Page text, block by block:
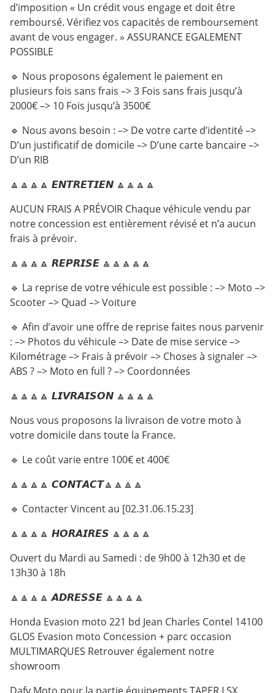
d’imposition « Un crédit vous engage et doit être
remboursé. Vérifiez vos capacités de remboursement
avant de vous engager. » ASSURANCE EGALEMENT
POSSIBLE
🔹 Nous proposons également le paiement en
plusieurs fois sans frais –> 3 Fois sans frais jusqu’à
2000€ –> 10 Fois jusqu’à 3500€
🔹 Nous avons besoin : –> De votre carte d’identité –>
D’un justificatif de domicile –> D’une carte bancaire –>
D’un RIB
🔼🔼🔼🔼 𝙀𝙉𝙏𝙍𝙀𝙏𝙄𝙀𝙉 🔼🔼🔼🔼
AUCUN FRAIS A PRÉVOIR Chaque véhicule vendu par
notre concession est entièrement révisé et n’a aucun
frais à prévoir.
🔼🔼🔼🔼 𝙍𝙀𝙋𝙍𝙄𝙎𝙀 🔼🔼🔼🔼🔼
🔹 La reprise de votre véhicule est possible : –> Moto –>
Scooter –> Quad –> Voiture
🔹 Afin d’avoir une offre de reprise faites nous parvenir
: –> Photos du véhicule –> Date de mise service –>
Kilométrage –> Frais à prévoir –> Choses à signaler –>
ABS ? –> Moto en full ? –> Coordonnées
🔼🔼🔼🔼 𝙇𝙄𝙑𝙍𝘼𝙄𝙎𝙊𝙉 🔼🔼🔼🔼
Nous vous proposons la livraison de votre moto à
votre domicile dans toute la France.
🔹 Le coût varie entre 100€ et 400€
🔼🔼🔼🔼 𝘾𝙊𝙉𝙏𝘼𝘾𝙏🔼🔼🔼🔼
🔹 Contacter Vincent au [02.31.06.15.23]
🔼🔼🔼🔼 𝙃𝙊𝙍𝘼𝙄𝙍𝙀𝙎 🔼🔼🔼🔼
Ouvert du Mardi au Samedi : de 9h00 à 12h30 et de
13h30 à 18h
🔼🔼🔼🔼 𝘼𝘿𝙍𝙀𝙎𝙎𝙀 🔼🔼🔼🔼
Honda Evasion moto 221 bd Jean Charles Contel 14100
GLOS Evasion moto Concession + parc occasion
MULTIMARQUES Retrouver également notre
showroom